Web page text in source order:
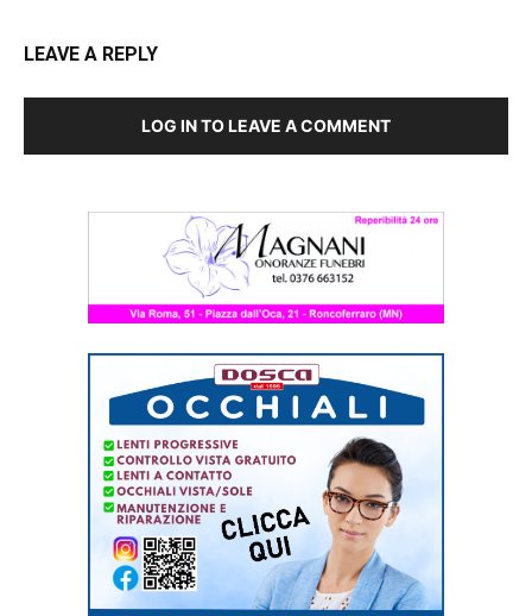
LEAVE A REPLY
LOG IN TO LEAVE A COMMENT